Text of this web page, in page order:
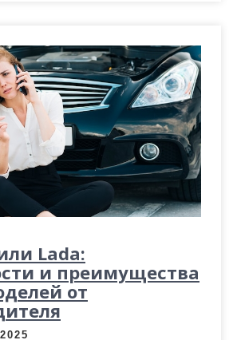
Lada:
и преимущества
от